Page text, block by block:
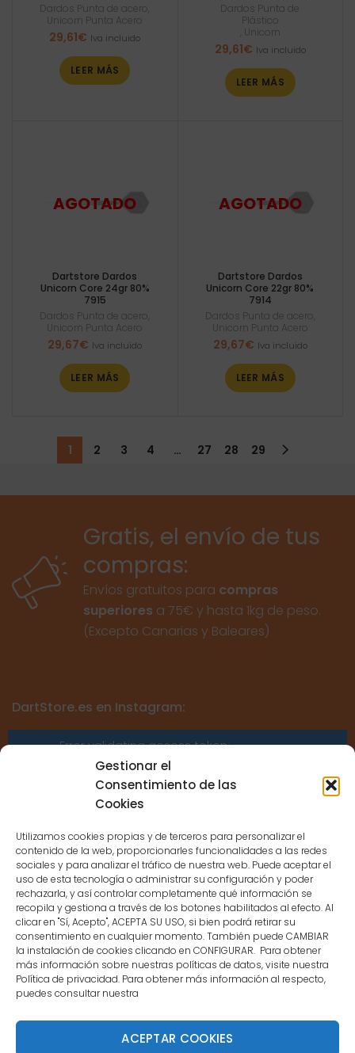
Gestionar el
Consentimiento de las
Cookies
Utilizamos cookies propias y de terceros para personalizar el
contenido de la web, proporcionarles funcionalidades a las redes
sociales y para analizar el tráfico de nuestra web. Puede aceptar el
uso de esta tecnología o administrar su configuración y poder
rechazarla, y así controlar completamente qué información se
recopila y gestiona a través de los botones habilitados al efecto. Al
clicar en "Sí, Acepto", ACEPTA SU USO, si bien podrá retirar su
consentimiento en cualquier momento. También puede CAMBIAR
la instalación de cookies clicando en CONFIGURAR. Para obtener
más información sobre nuestras políticas de datos, visite nuestra
Política de privacidad. Para obtener más información al respecto,
puedes consultar nuestra
ACEPTAR COOKIES
Dardos Punta de acero
Unicorn Punta Acero
29,61€ Iva incluido
LEER MÁS
Dardos Punta de
Plástico
Unicorn
29,61€ Iva incluido
LEER MÁS
Dartstore Dardos
Unicorn Core 24gr 80%
7915
Dardos Punta de acero
Unicorn Punta Acero
29,67€ Iva incluido
LEER MÁS
Dartstore Dardos
Unicorn Core 22gr 80%
7914
Dardos Punta de acero
Unicorn Punta Acero
29,67€ Iva incluido
LEER MÁS
1 2 3 4 … 27 28 29
Gratis, el envío de tus
compras:
Envíos gratuitos para compras
superiores a 75€ y hasta 1kg de peso.
(Excepto Canarias y Baleares)
DartStore.es en Instagram:
Error validating access token:
Sessions for the user are not allowed
because the user is not a confirmed
CONTACTO
MENÚ PRINCIPAL
MI CUENTA
DOCUMENTACIÓN